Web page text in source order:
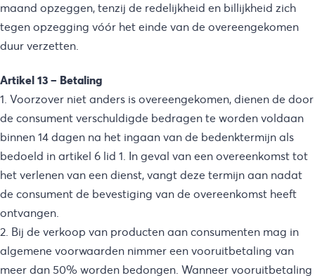
maand opzeggen, tenzij de redelijkheid en billijkheid zich
tegen opzegging vóór het einde van de overeengekomen
duur verzetten.
Artikel 13 – Betaling
1. Voorzover niet anders is overeengekomen, dienen de door
de consument verschuldigde bedragen te worden voldaan
binnen 14 dagen na het ingaan van de bedenktermijn als
bedoeld in artikel 6 lid 1. In geval van een overeenkomst tot
het verlenen van een dienst, vangt deze termijn aan nadat
de consument de bevestiging van de overeenkomst heeft
ontvangen.
2. Bij de verkoop van producten aan consumenten mag in
algemene voorwaarden nimmer een vooruitbetaling van
meer dan 50% worden bedongen. Wanneer vooruitbetaling